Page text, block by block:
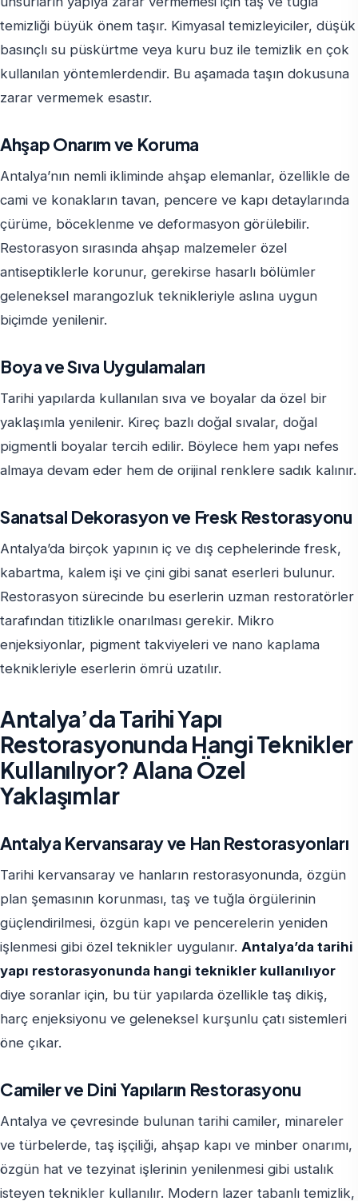
temizliği büyük önem taşır. Kimyasal temizleyiciler, düşük
basınçlı su püskürtme veya kuru buz ile temizlik en çok
kullanılan yöntemlerdendir. Bu aşamada taşın dokusuna
zarar vermemek esastır.
Ahşap Onarım ve Koruma
Antalya’nın nemli ikliminde ahşap elemanlar, özellikle de
cami ve konakların tavan, pencere ve kapı detaylarında
çürüme, böceklenme ve deformasyon görülebilir.
Restorasyon sırasında ahşap malzemeler özel
antiseptiklerle korunur, gerekirse hasarlı bölümler
geleneksel marangozluk teknikleriyle aslına uygun
biçimde yenilenir.
Boya ve Sıva Uygulamaları
Tarihi yapılarda kullanılan sıva ve boyalar da özel bir
yaklaşımla yenilenir. Kireç bazlı doğal sıvalar, doğal
pigmentli boyalar tercih edilir. Böylece hem yapı nefes
almaya devam eder hem de orijinal renklere sadık kalınır.
Sanatsal Dekorasyon ve Fresk Restorasyonu
Antalya’da birçok yapının iç ve dış cephelerinde fresk,
kabartma, kalem işi ve çini gibi sanat eserleri bulunur.
Restorasyon sürecinde bu eserlerin uzman restoratörler
tarafından titizlikle onarılması gerekir. Mikro
enjeksiyonlar, pigment takviyeleri ve nano kaplama
teknikleriyle eserlerin ömrü uzatılır.
Antalya’da Tarihi Yapı
Restorasyonunda Hangi Teknikler
Kullanılıyor? Alana Özel
Yaklaşımlar
Antalya Kervansaray ve Han Restorasyonları
Tarihi kervansaray ve hanların restorasyonunda, özgün
plan şemasının korunması, taş ve tuğla örgülerinin
güçlendirilmesi, özgün kapı ve pencerelerin yeniden
işlenmesi gibi özel teknikler uygulanır. Antalya’da tarihi
yapı restorasyonunda hangi teknikler kullanılıyor
diye soranlar için, bu tür yapılarda özellikle taş dikiş,
harç enjeksiyonu ve geleneksel kurşunlu çatı sistemleri
öne çıkar.
Camiler ve Dini Yapıların Restorasyonu
Antalya ve çevresinde bulunan tarihi camiler, minareler
ve türbelerde, taş işçiliği, ahşap kapı ve minber onarımı,
özgün hat ve tezyinat işlerinin yenilenmesi gibi ustalık
isteyen teknikler kullanılır. Modern lazer tabanlı temizlik,